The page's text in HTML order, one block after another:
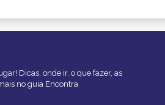
Dicas, onde ir, o que fazer, as
no guia Encontra